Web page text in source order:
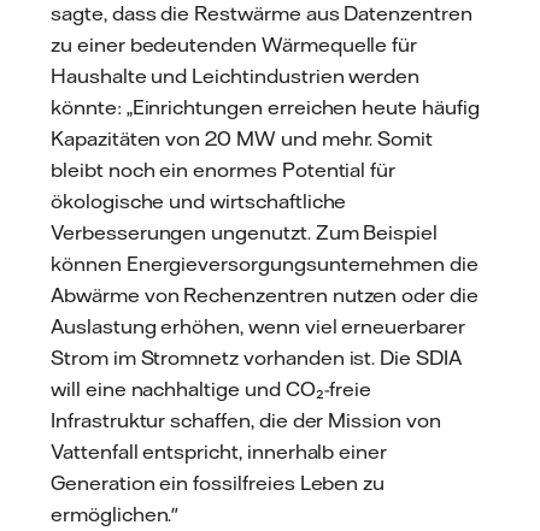
sagte, dass die Restwärme aus Datenzentren
zu einer bedeutenden Wärmequelle für
Haushalte und Leichtindustrien werden
könnte: „Einrichtungen erreichen heute häufig
Kapazitäten von 20 MW und mehr. Somit
bleibt noch ein enormes Potential für
ökologische und wirtschaftliche
Verbesserungen ungenutzt. Zum Beispiel
können Energieversorgungsunternehmen die
Abwärme von Rechenzentren nutzen oder die
Auslastung erhöhen, wenn viel erneuerbarer
Strom im Stromnetz vorhanden ist. Die SDIA
will eine nachhaltige und CO₂-freie
Infrastruktur schaffen, die der Mission von
Vattenfall entspricht, innerhalb einer
Generation ein fossilfreies Leben zu
ermöglichen."